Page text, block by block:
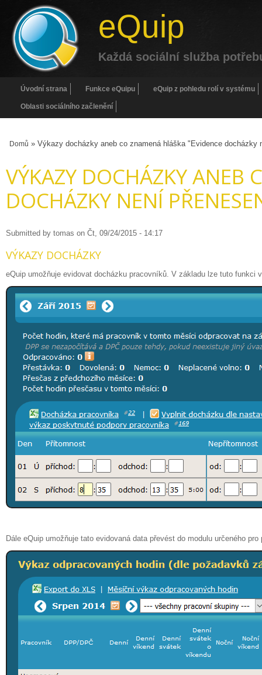
eQuip
Každá sociální služba
Úvodní strana Funkce eQuipu eQuip z pohledu rolí v systému
Oblasti sociálního začlenění
Domů » Výkazy docházky aneb co znamená hláška "Evidence
VÝKAZY DOCHÁZKY ANEB
DOCHÁZKY NENÍ
Submitted by tomas on Čt, 09/24/2015 - 14:17
VÝKAZY DOCHÁZKY
eQuip umožňuje evidovat docházku pracovníků. V základu lze tuto
Dále eQuip umožňuje tato evidovaná data převést do modulu určeného